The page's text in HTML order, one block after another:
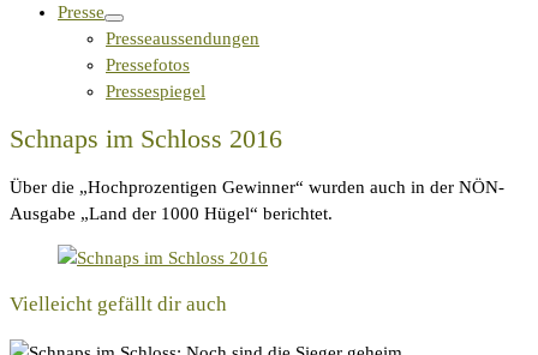
Presse
Presseaussendungen
Pressefotos
Pressespiegel
Schnaps im Schloss 2016
Über die „Hochprozentigen Gewinner“ wurden auch in der NÖN-
Ausgabe „Land der 1000 Hügel“ berichtet.
Vielleicht gefällt dir auch